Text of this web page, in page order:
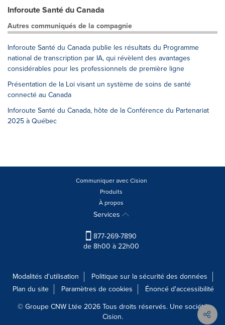
Inforoute Santé du Canada
Autres communiqués de la compagnie
Inforoute Santé du Canada publie les résultats du Programme
national de transcription par IA, qui révèlent des avantages
considérables pour les professionnels de première ligne
Présentation de la Loi visant un système de soins de santé
connecté au Canada
Inforoute Santé du Canada, hôte de la Conférence du Partenariat
2025 à Québec
Communiquer avec Cision
Produits
À propos
Services
877-269-7890
de 8h00 à 22h00
Modalités d'utilisation
Politique sur la sécurité des données
Plan du site
Paramètres de cookies
Énoncé d'accessibilité
© Groupe CNW Ltée 2026 Tous droits réservés. Une société
Cision.